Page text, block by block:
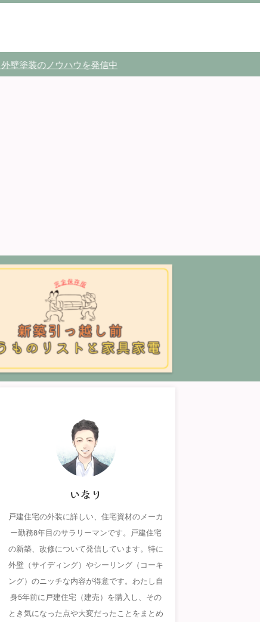
ノウハウを発信中
いなり
戸建住宅の外装に詳しい、住宅資材のメーカ
ー勤務8年目のサラリーマンです。戸建住宅
の新築、改修について発信しています。特に
外壁（サイディング）やシーリング（コーキ
ング）のニッチな内容が得意です。わたし自
身5年前に戸建住宅（建売）を購入し、その
とき気になった点や大変だったことをまとめ